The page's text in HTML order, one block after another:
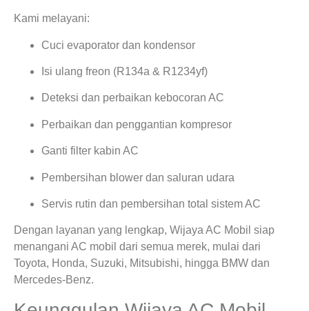
Kami melayani:
Cuci evaporator dan kondensor
Isi ulang freon (R134a & R1234yf)
Deteksi dan perbaikan kebocoran AC
Perbaikan dan penggantian kompresor
Ganti filter kabin AC
Pembersihan blower dan saluran udara
Servis rutin dan pembersihan total sistem AC
Dengan layanan yang lengkap, Wijaya AC Mobil siap
menangani AC mobil dari semua merek, mulai dari
Toyota, Honda, Suzuki, Mitsubishi, hingga BMW dan
Mercedes-Benz.